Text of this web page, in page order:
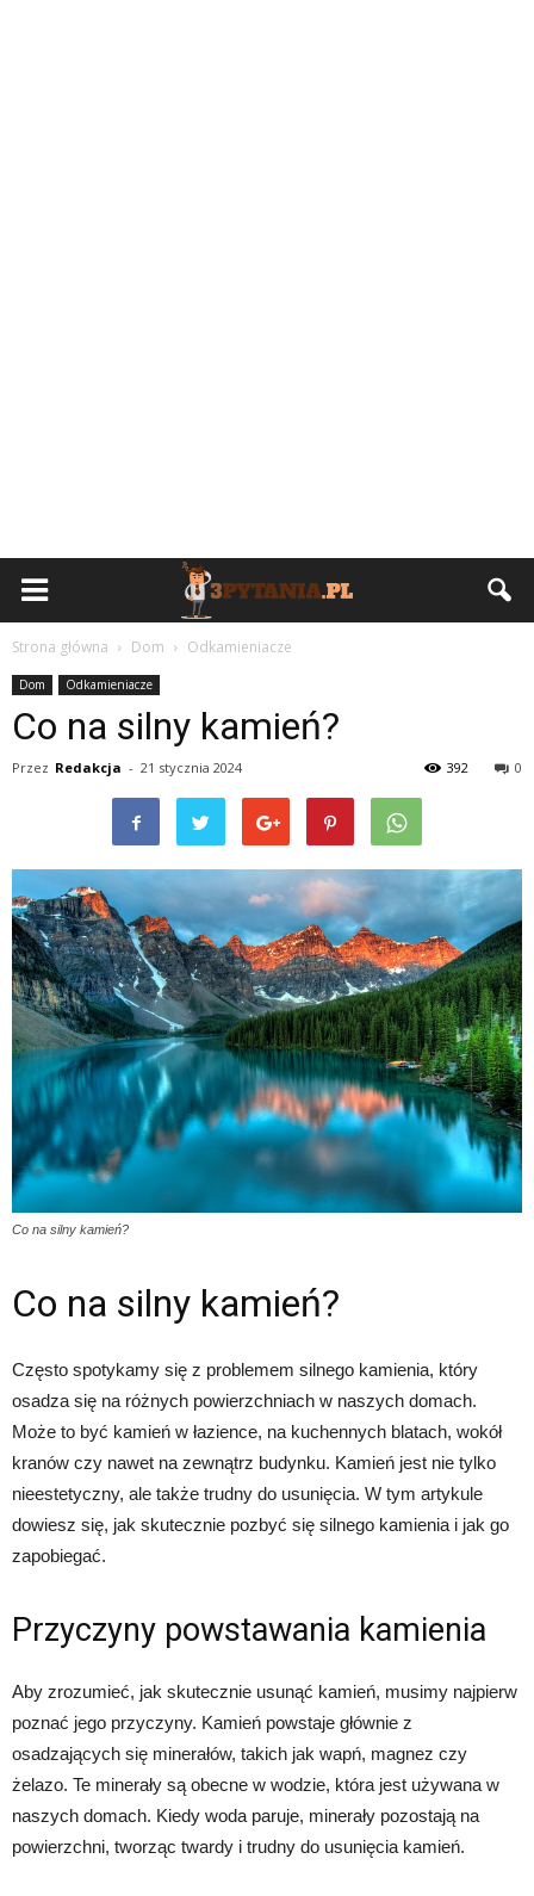
Strona główna Dom Odkamieniacze
Dom Odkamieniacze
Co na silny kamień?
Przez Redakcja - 21 stycznia 2024 0
392
Co na silny kamień?
Co na silny kamień?
Często spotykamy się z problemem silnego kamienia, który
osadza się na różnych powierzchniach w naszych domach.
Może to być kamień w łazience, na kuchennych blatach, wokół
kranów czy nawet na zewnątrz budynku. Kamień jest nie tylko
nieestetyczny, ale także trudny do usunięcia. W tym artykule
dowiesz się, jak skutecznie pozbyć się silnego kamienia i jak go
zapobiegać.
Przyczyny powstawania kamienia
Aby zrozumieć, jak skutecznie usunąć kamień, musimy najpierw
poznać jego przyczyny. Kamień powstaje głównie z
osadzających się minerałów, takich jak wapń, magnez czy
żelazo. Te minerały są obecne w wodzie, która jest używana w
naszych domach. Kiedy woda paruje, minerały pozostają na
powierzchni, tworząc twardy i trudny do usunięcia kamień.